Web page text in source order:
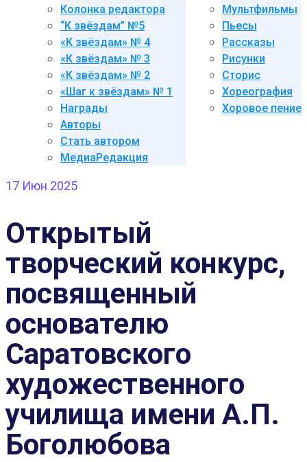
Колонка редактора
“К звёздам” №5
«К звёздам» № 4
«К звёздам» № 3
«К звёздам» № 2
«Шаг к звёздам» № 1
Награды
Авторы
Стать автором
МедиаРедакция
Мультфильмы
Пьесы
Рассказы
Рисунки
Сторис
Хореография
Хоровое пение
17 Июн 2025
Открытый
творческий конкурс,
посвященный
основателю
Саратовского
художественного
училища имени А.П.
Боголюбова